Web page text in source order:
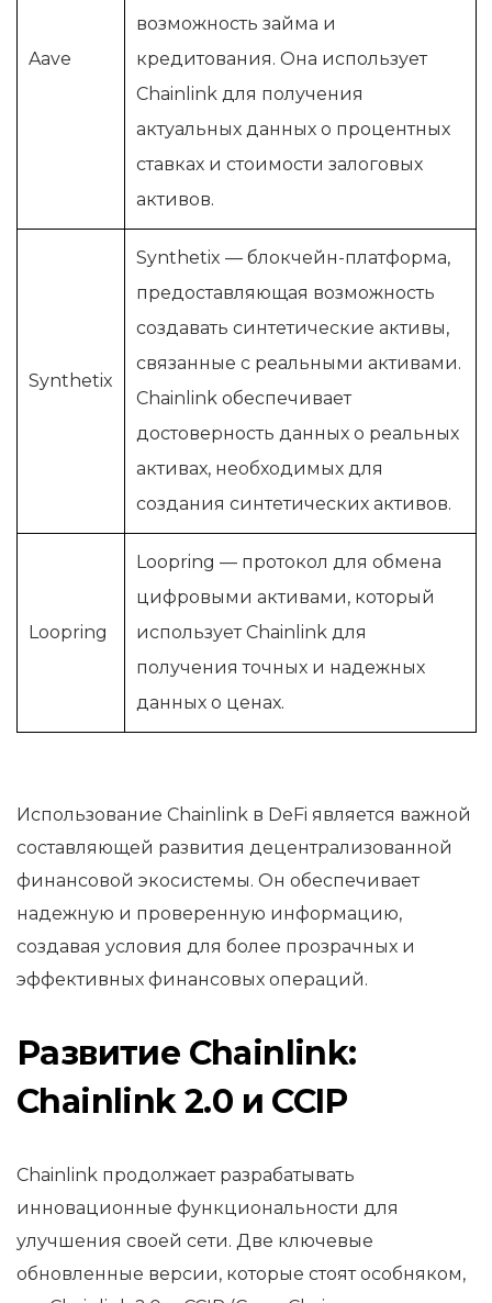
Aave
возможность займа и
кредитования. Она использует
Chainlink для получения
актуальных данных о процентных
ставках и стоимости залоговых
активов.
Synthetix
Synthetix — блокчейн-платформа,
предоставляющая возможность
создавать синтетические активы,
связанные с реальными активами.
Chainlink обеспечивает
достоверность данных о реальных
активах, необходимых для
создания синтетических активов.
Loopring
Loopring — протокол для обмена
цифровыми активами, который
использует Chainlink для
получения точных и надежных
данных о ценах.
Использование Chainlink в DeFi является важной
составляющей развития децентрализованной
финансовой экосистемы. Он обеспечивает
надежную и проверенную информацию,
создавая условия для более прозрачных и
эффективных финансовых операций.
Развитие Chainlink:
Chainlink 2.0 и CCIP
Chainlink продолжает разрабатывать
инновационные функциональности для
улучшения своей сети. Две ключевые
обновленные версии, которые стоят особняком,